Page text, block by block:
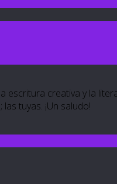
creativa y la
tuyas. ¡Un saludo!